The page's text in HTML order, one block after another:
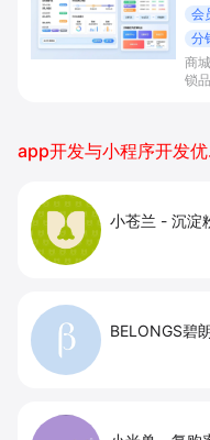
会
分
商
锁
小苍兰 - 沉淀
BELONGS碧